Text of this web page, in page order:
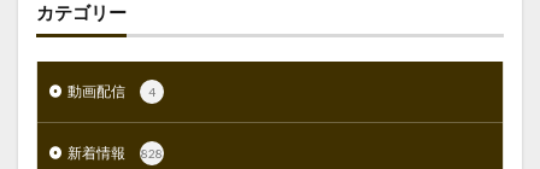
カテゴリー
動画配信 4
新着情報 828